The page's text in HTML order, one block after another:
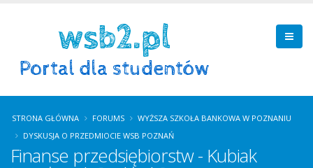
STRONA GŁÓWNA FORUMS
WYŻSZA SZKOŁA BANKOWA W POZNANIU
DYSKUSJA O PRZEDMIOCIE WSB POZNAŃ
Finanse przedsiębiorstw - Kubiak